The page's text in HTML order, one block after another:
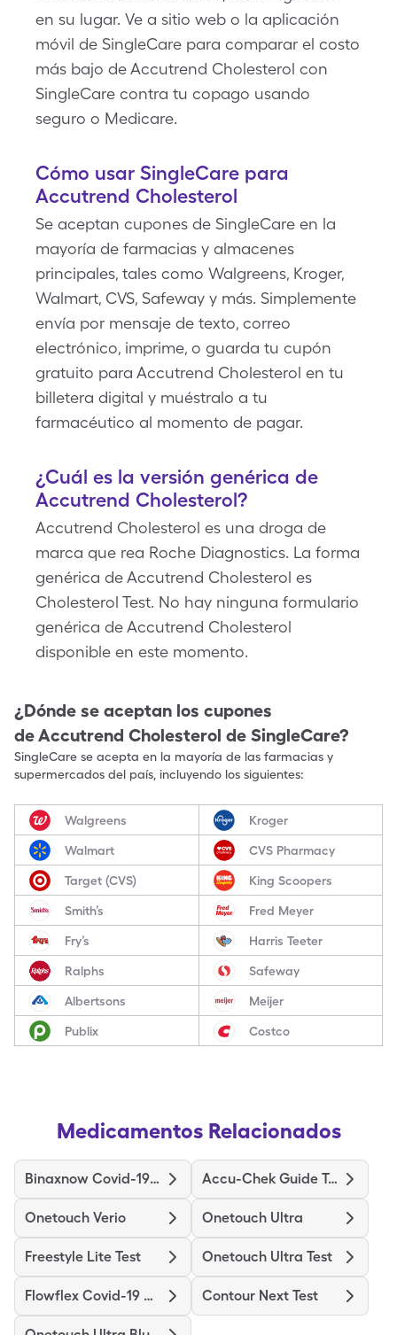
en su lugar. Ve a sitio web o la aplicación
móvil de SingleCare para comparar el costo
más bajo de Accutrend Cholesterol con
SingleCare contra tu copago usando
seguro o Medicare.
Cómo usar SingleCare para
Accutrend Cholesterol
Se aceptan cupones de SingleCare en la
mayoría de farmacias y almacenes
principales, tales como Walgreens, Kroger,
Walmart, CVS, Safeway y más. Simplemente
envía por mensaje de texto, correo
electrónico, imprime, o guarda tu cupón
gratuito para Accutrend Cholesterol en tu
billetera digital y muéstralo a tu
farmacéutico al momento de pagar.
¿Cuál es la versión genérica de
Accutrend Cholesterol?
Accutrend Cholesterol es una droga de
marca que rea Roche Diagnostics. La forma
genérica de Accutrend Cholesterol es
Cholesterol Test. No hay ninguna formulario
genérica de Accutrend Cholesterol
disponible en este momento.
¿Dónde se aceptan los cupones
deAccutrend Cholesterol de SingleCare?
SingleCare se acepta en la mayoría de las farmacias y
supermercados del país, incluyendo los siguientes:
Walgreens Kroger
Walmart CVS Pharmacy
Target (CVS) King Scoopers
Smith’s Fred Meyer
Fry’s Harris Teeter
Ralphs Safeway
Albertsons Meijer
Publix Costco
Medicamentos Relacionados
Binaxnow Covid-19 Ag Home Test Accu-Chek Guide Test
Onetouch Verio Onetouch Ultra
Freestyle Lite Test Onetouch Ultra Test
Flowflex Covid-19 Ag Home Test Contour Next Test